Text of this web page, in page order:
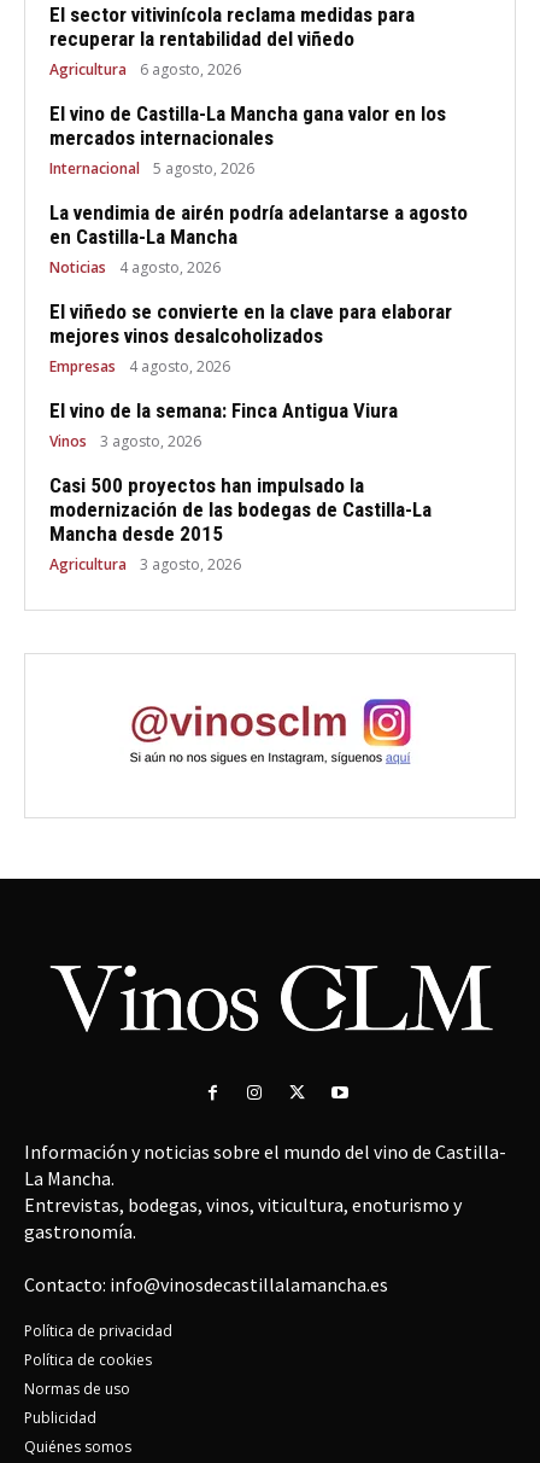
El sector vitivinícola reclama medidas para
recuperar la rentabilidad del viñedo
Agricultura 6 agosto, 2026
El vino de Castilla-La Mancha gana valor en los
mercados internacionales
Internacional 5 agosto, 2026
La vendimia de airén podría adelantarse a agosto
en Castilla-La Mancha
Noticias 4 agosto, 2026
El viñedo se convierte en la clave para elaborar
mejores vinos desalcoholizados
Empresas 4 agosto, 2026
El vino de la semana: Finca Antigua Viura
Vinos 3 agosto, 2026
Casi 500 proyectos han impulsado la
modernización de las bodegas de Castilla-La
Mancha desde 2015
Agricultura 3 agosto, 2026
Información y noticias sobre el mundo del vino de Castilla-
La Mancha.
Entrevistas, bodegas, vinos, viticultura, enoturismo y
gastronomía.
Contacto: info@vinosdecastillalamancha.es
Política de privacidad
Política de cookies
Normas de uso
Publicidad
Quiénes somos